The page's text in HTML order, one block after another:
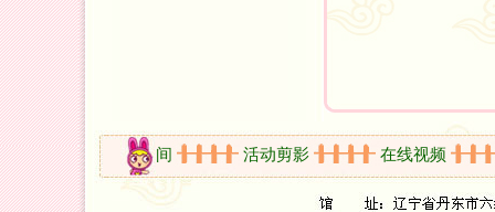
开放时间 活动剪影 在线视频